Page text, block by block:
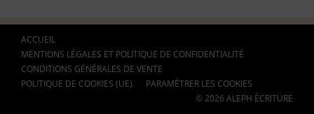
ACCUEIL
MENTIONS LÉGALES ET POLITIQUE DE CONFIDENTIALITÉ
CONDITIONS GÉNÉRALES DE VENTE
POLITIQUE DE COOKIES (UE)
PARAMÉTRER LES COOKIES
© 2026 ALEPH ÉCRITURE